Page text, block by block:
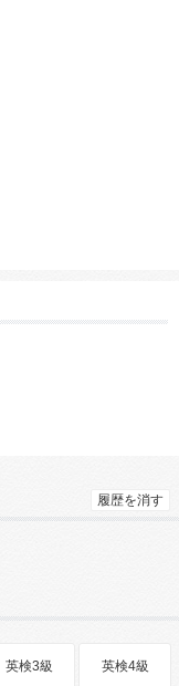
履歴を消す
英検3級 英検4級